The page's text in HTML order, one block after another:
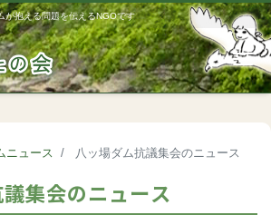
が抱える問題を伝えるNGOです
ニュース 八ッ場ダム抗議集会のニュース
集会のニュース